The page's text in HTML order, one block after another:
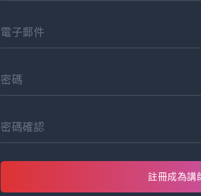
電子郵件
密碼
密碼確認
註冊成為講